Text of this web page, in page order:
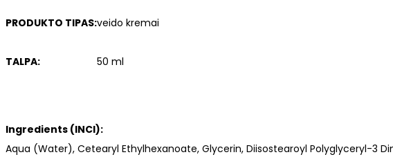
PRODUKTO TIPAS:veido kremai
TALPA: 50 ml
Ingredients (INCI):
Aqua (Water), Cetearyl Ethylhexanoate, Glycerin, Diisostearoyl Polyglyceryl-3